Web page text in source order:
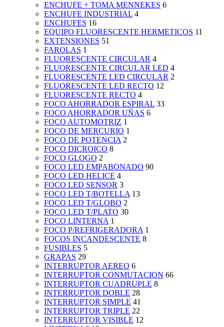
ENCHUFE + TOMA MENNEKES 6
ENCHUFE INDUSTRIAL 4
ENCHUFES 16
EQUIPO FLUORESCENTE HERMETICOS 11
EXTENSIONES 51
FAROLAS 1
FLUORESCENTE CIRCULAR 4
FLUORESCENTE CIRCULAR LED 4
FLUORESCENTE LED CIRCULAR 2
FLUORESCENTE LED RECTO 12
FLUORESCENTE RECTO 4
FOCO AHORRADOR ESPIRAL 33
FOCO AHORRADOR UÑAS 6
FOCO AUTOMOTRIZ 1
FOCO DE MERCURIO 1
FOCO DE POTENCIA 2
FOCO DICROICO 8
FOCO GLOGO 2
FOCO LED EMPABONADO 90
FOCO LED HELICE 4
FOCO LED SENSOR 3
FOCO LED T/BOTELLA 13
FOCO LED T/GLOBO 2
FOCO LED T/PLATO 30
FOCO LINTERNA 1
FOCO P/REFRIGERADORA 1
FOCOS INCANDESCENTE 8
FUSIBLES 5
GRAPAS 29
INTERRUPTOR AEREO 6
INTERRUPTOR CONMUTACION 66
INTERRUPTOR CUADRUPLE 8
INTERRUPTOR DOBLE 28
INTERRUPTOR SIMPLE 41
INTERRUPTOR TRIPLE 22
INTERRUPTOR VISIBLE 12